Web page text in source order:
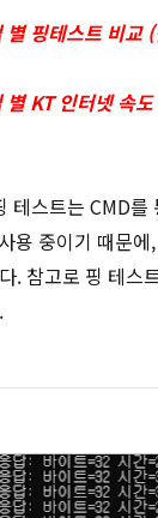
별 핑테스트 비교
KT 인터넷 속
테스트는 CMD를
용 중이기 때문
. 참고로 핑 테스